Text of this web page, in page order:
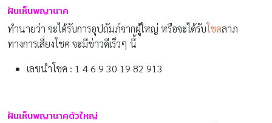
ฝันเห็นพญานาค
ทำนายว่า จะได้รับการอุปถัมภ์จากผู้ใหญ่ หรือจะได้รับโชคลาภ
ทางการเสี่ยงโชค จะมีข่าวดีเร็วๆ นี้
เลขนำโชค : 1 4 6 9 30 19 82 913
ฝันเห็นพญานาคตัวใหญ่